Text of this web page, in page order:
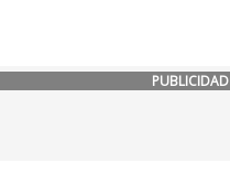
PUBLICIDAD